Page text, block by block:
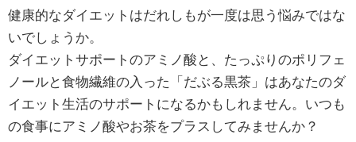
健康的なダイエットはだれしもが一度は思う悩みではな
いでしょうか。
ダイエットサポートのアミノ酸と、たっぷりのポリフェ
ノールと食物繊維の入った「だぶる黒茶」はあなたのダ
イエット生活のサポートになるかもしれません。いつも
の食事にアミノ酸やお茶をプラスしてみませんか？